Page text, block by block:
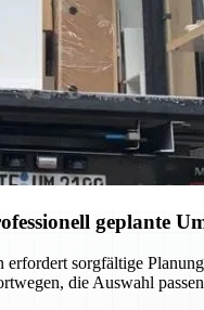
geplante
sorgfältige
die Auswahl